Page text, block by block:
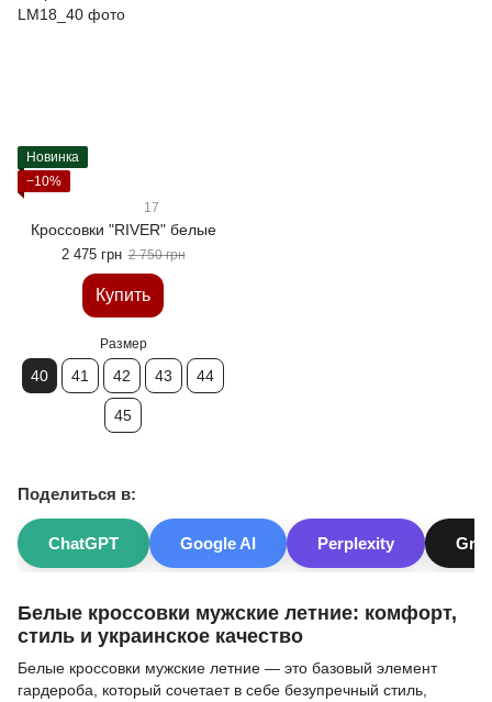
Новинка
−10%
17
Кроссовки "RIVER" белые
2 475 грн 2 750 грн
Купить
Размер
40 41 42 43 44
45
Белые кроссовки мужские летние: комфорт,
стиль и украинское качество
Белые кроссовки мужские летние — это базовый элемент
гардероба, который сочетает в себе безупречный стиль,
Поделиться в:
ChatGPT Google AI Perplexity